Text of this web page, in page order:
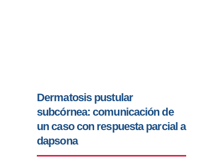
Dermatosis pustular
subcórnea: comunicación de
un caso con respuesta parcial a
dapsona